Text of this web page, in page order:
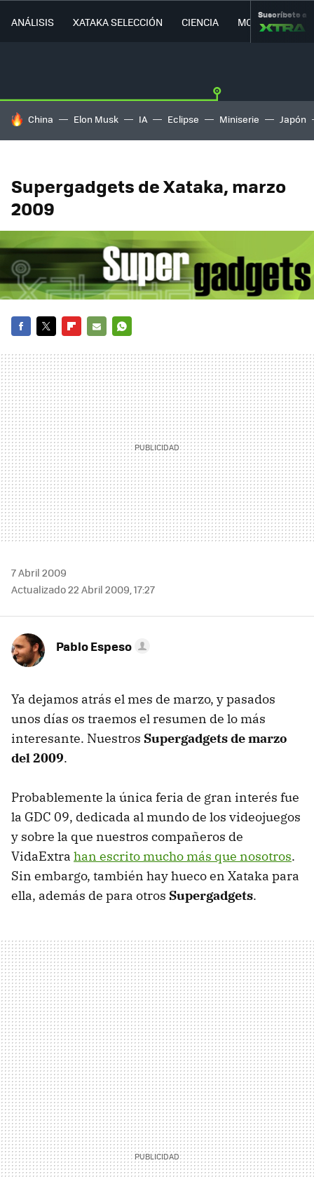
ANÁLISIS XATAKA SELECCIÓN CIENCIA MOVILIDAD
Suscríbete a
HOY SE HABLA DE
China Elon Musk IA Eclipse Miniserie Japón
Supergadgets de Xataka, marzo
2009
MAIL
7 Abril 2009
Actualizado 22 Abril 2009, 17:27
Pablo Espeso
Ya dejamos atrás el mes de marzo, y pasados
unos días os traemos el resumen de lo más
interesante. Nuestros Supergadgets de marzo
del 2009.
Probablemente la única feria de gran interés fue
la GDC 09, dedicada al mundo de los videojuegos
y sobre la que nuestros compañeros de
VidaExtra han escrito mucho más que nosotros.
Sin embargo, también hay hueco en Xataka para
ella, además de para otros Supergadgets.